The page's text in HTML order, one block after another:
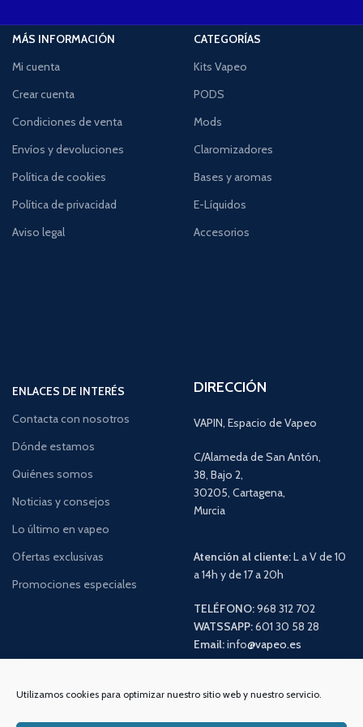
Utilizamos cookies para optimizar nuestro sitio web y nuestro servicio.
MÁS INFORMACIÓN
Mi cuenta
Crear cuenta
Condiciones de venta
Envíos y devoluciones
Política de cookies
Política de privacidad
Aviso legal
CATEGORÍAS
Kits Vapeo
PODS
Mods
Claromizadores
Bases y aromas
E-Líquidos
Accesorios
ENLACES DE INTERÉS
Contacta con nosotros
Dónde estamos
Quiénes somos
Noticias y consejos
Lo último en vapeo
Ofertas exclusivas
Promociones especiales
DIRECCIÓN
VAPIN, Espacio de Vapeo
C/Alameda de San Antón,
38, Bajo 2,
30205, Cartagena,
Murcia
Atención al cliente:L a V de 10
a 14h y de 17 a 20h
TELÉFONO:968 312 702
WATSSAPP:601 30 58 28
Email:info@vapeo.es